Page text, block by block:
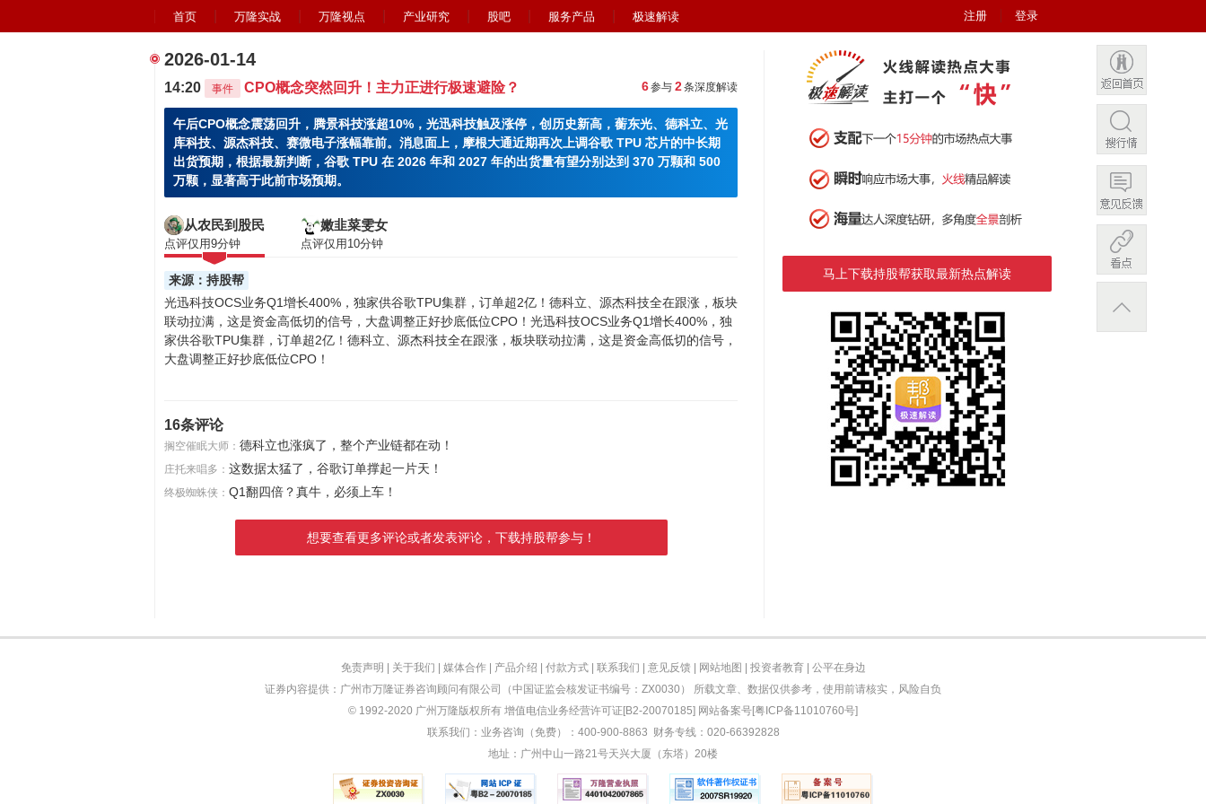
注册 登录
首页 万隆实战 万隆视点 产业研究 股吧 服务产品 极速解读
2026-01-14
14:20 事件 CPO概念突然回升！主力正进行极速避险？ 6参与 2条深度解读
午后CPO概念震荡回升，腾景科技涨超10%，光迅科技触及涨停，创历史新高，蘅东光、德科立、光
库科技、源杰科技、赛微电子涨幅靠前。消息面上，摩根大通近期再次上调谷歌 TPU 芯片的中长期
出货预期，根据最新判断，谷歌 TPU 在 2026 年和 2027 年的出货量有望分别达到 370 万颗和 500
万颗，显著高于此前市场预期。
从农民到股民
点评仅用9分钟
嫩韭菜雯女
点评仅用10分钟
来源：持股帮
光迅科技OCS业务Q1增长400%，独家供谷歌TPU集群，订单超2亿！德科立、源杰科技全在跟涨，板块
联动拉满，这是资金高低切的信号，大盘调整正好抄底低位CPO！光迅科技OCS业务Q1增长400%，独
家供谷歌TPU集群，订单超2亿！德科立、源杰科技全在跟涨，板块联动拉满，这是资金高低切的信号，
大盘调整正好抄底低位CPO！
16条评论
搁空催眠大师： 德科立也涨疯了，整个产业链都在动！
庄托来唱多： 这数据太猛了，谷歌订单撑起一片天！
终极蜘蛛侠： Q1翻四倍？真牛，必须上车！
想要查看更多评论或者发表评论，下载持股帮参与！
马上下载持股帮获取最新热点解读
免责声明 关于我们 媒体合作| 产品介绍 付款方式| 联系我们 意见反馈 网站地图 投资者教育| 公平在身边
证券内容提供：广州市万隆证券咨询顾问有限公司（中国证监会核发证书编号：ZX0030） 所载文章、数据仅供参考，使用前请核实，风险自负
© 1992-2020 广州万隆版权所有 增值电信业务经营许可证[B2-20070185] 网站备案号[粤ICP备11010760号]
联系我们：业务咨询（免费）：400-900-8863 财务专线：020-66392828
地址：广州中山一路21号天兴大厦（东塔）20楼